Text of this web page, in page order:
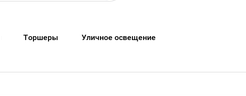
Торшеры Уличное освещение